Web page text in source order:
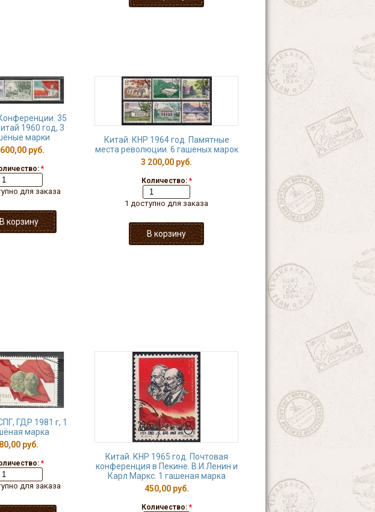
35
1960 год, 3
марки
руб.
*
для заказа
Китай. КНР 1964 год. Памятные
места революции. 6 гашеных марок
3 200,00 руб.
Количество: *
1 доступно для заказа
ГДР 1981 г, 1
марка
80,00 руб.
*
для заказа
Китай. КНР 1965 год. Почтовая
конференция в Пекине. В.И.Ленин и
Карл Маркс. 1 гашеная марка
450,00 руб.
Количество: *